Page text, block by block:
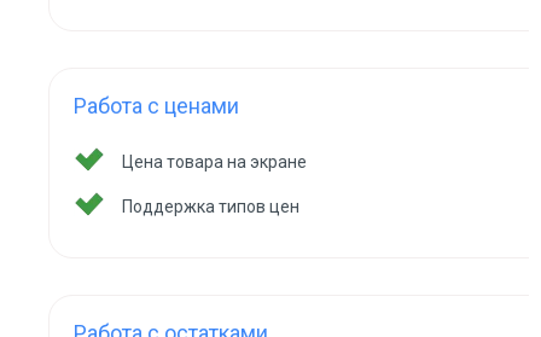
Работа с ценами
Цена товара на экране
Поддержка типов цен